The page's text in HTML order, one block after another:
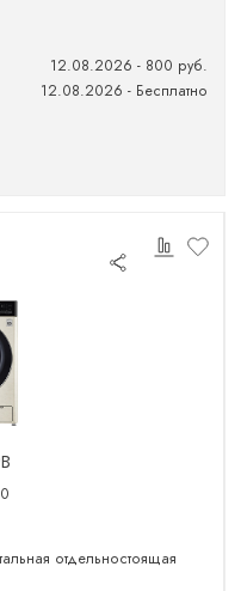
12.08.2026 - 800 руб.
12.08.2026 - Бесплатно
отдельностоящая